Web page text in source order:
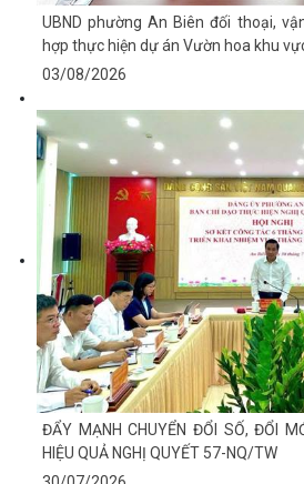
UBND phường An Biên đối thoại,
hợp thực hiện dự án Vườn hoa khu
03/08/2026
ĐẨY MẠNH CHUYỂN ĐỔI SỐ, ĐỔI
HIỆU QUẢ NGHỊ QUYẾT 57-NQ/TW